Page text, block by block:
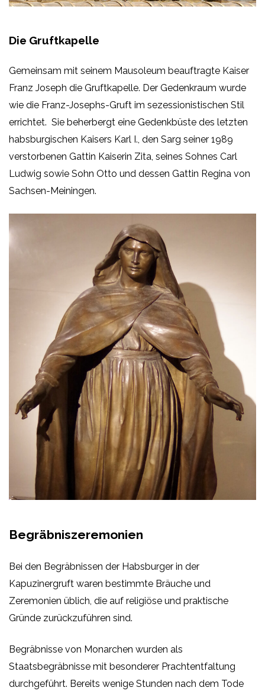
Die Gruftkapelle
Gemeinsam mit seinem Mausoleum beauftragte Kaiser
Franz Joseph die Gruftkapelle. Der Gedenkraum wurde
wie die Franz-Josephs-Gruft im sezessionistischen Stil
errichtet. Sie beherbergt eine Gedenkbüste des letzten
habsburgischen Kaisers Karl I., den Sarg seiner 1989
verstorbenen Gattin Kaiserin Zita, seines Sohnes Carl
Ludwig sowie Sohn Otto und dessen Gattin Regina von
Sachsen-Meiningen.
Begräbniszeremonien
Bei den Begräbnissen der Habsburger in der
Kapuzinergruft waren bestimmte Bräuche und
Zeremonien üblich, die auf religiöse und praktische
Gründe zurückzuführen sind.
Begräbnisse von Monarchen wurden als
Staatsbegräbnisse mit besonderer Prachtentfaltung
durchgeführt. Bereits wenige Stunden nach dem Tode